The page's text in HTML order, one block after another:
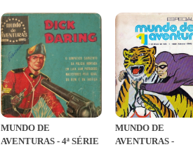
MUNDO DE
AVENTURAS - 4ª SÉRIE
MUNDO DE
AVENTURAS -